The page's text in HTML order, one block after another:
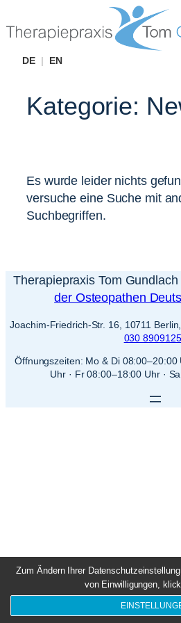
Inhalt
DE | EN
Kategorie:
Es wurde leider nichts
versuche eine Suche mit
Suchbegriffen.
Therapiepraxis Tom
der Osteopathen
Joachim-Friedrich-Str. 16, 10711
030
Öffnungszeiten: Mo & Di 08:00–20:00
Uhr · Fr 08:00–18:00 Uhr ·
Zum Ändern Ihrer
von Einwilligungen,